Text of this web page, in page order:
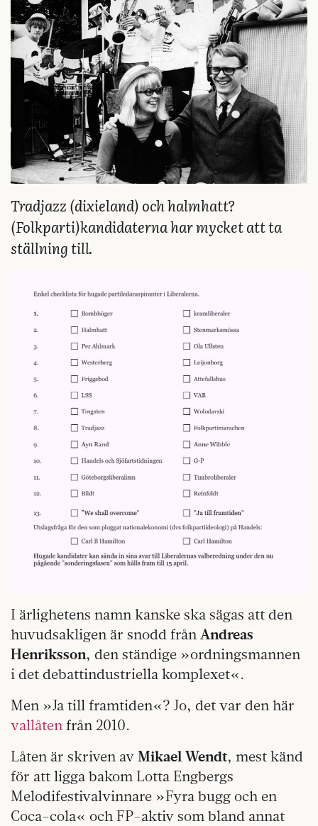
Tradjazz (dixieland) och halmhatt?
(Folkparti)kandidaterna har mycket att ta
ställning till.
I ärlighetens namn kanske ska sägas att den
huvudsakligen är snodd frånAndreas
Henriksson, den ständige »ordningsmannen
i det debattindustriella komplexet«.
Men »Ja till framtiden«? Jo, det var den här
vallåtenfrån 2010.
Låten är skriven av Mikael Wendt, mest känd
för att ligga bakom Lotta Engbergs
Melodifestivalvinnare »Fyra bugg och en
Coca-cola« och FP-aktiv som bland annat